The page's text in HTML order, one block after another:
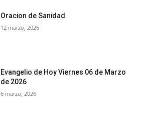
Oracion de Sanidad
12 marzo, 2026
Evangelio de Hoy Viernes 06 de Marzo
de 2026
6 marzo, 2026